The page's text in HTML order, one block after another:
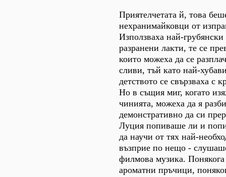
Приятелчетата й, това
нехранимайковци от
Използваха най-
разранени лакти, те се
които можеха да се
сливи, тъй като най-
детството се свързваха с
Но в същия миг, когато
чинията, можеха да я
демонстративно да си
Луция попиваше ли и
да научи от тях най-
възприе по нещо -
филмова музика.
ароматни пръчици,